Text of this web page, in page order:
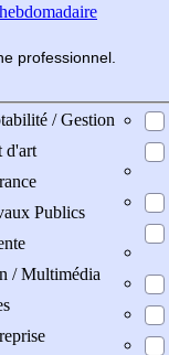
professionnel
/ Gestion
d'art
Publics
/ Multimédia